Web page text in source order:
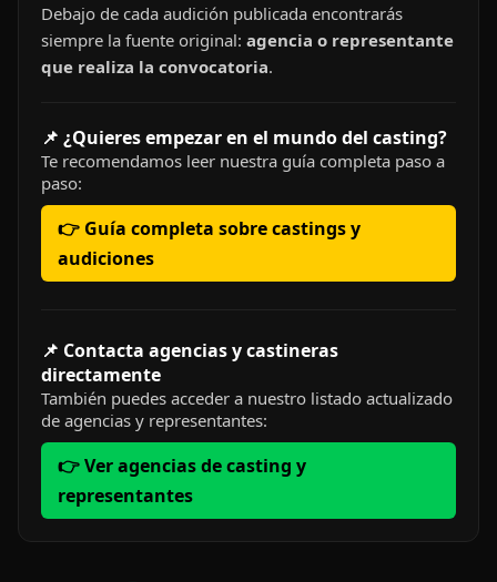
Debajo de cada audición publicada encontrarás
siempre la fuente original: agencia o representante
que realiza la convocatoria.
📌 ¿Quieres empezar en el mundo del casting?
Te recomendamos leer nuestra guía completa paso a
paso:
👉 Guía completa sobre castings y
audiciones
📌 Contacta agencias y castineras
directamente
También puedes acceder a nuestro listado actualizado
de agencias y representantes:
👉 Ver agencias de casting y
representantes